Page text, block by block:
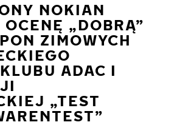
NOKIAN
„DOBRĄ”
ZIMOWYCH
ADAC I
„TEST